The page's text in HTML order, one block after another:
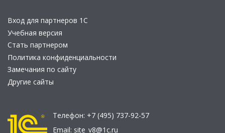
Вход для партнеров 1С
Учебная версия
Стать партнером
Политика конфиденциальности
Замечания по сайту
Другие сайты
Телефон: +7 (495) 737-92-57
Email: site_v8@1c.ru